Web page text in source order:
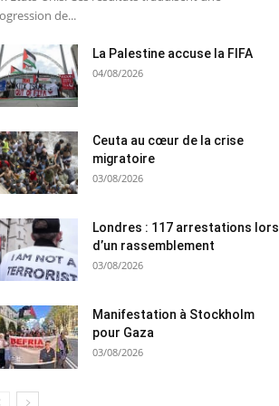
de...
La Palestine accuse la FIFA
04/08/2026
Ceuta au cœur de la crise
migratoire
03/08/2026
Londres : 117 arrestations lors
d’un rassemblement
03/08/2026
Manifestation à Stockholm
pour Gaza
03/08/2026